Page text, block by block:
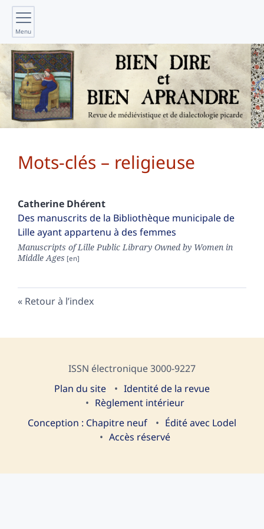
Menu
Mots-clés – religieuse
Catherine Dhérent
Des manuscrits de la Bibliothèque municipale de
Lille ayant appartenu à des femmes
Manuscripts of Lille Public Library Owned by Women in
Middle Ages
Retour à l’index
ISSN électronique 3000-9227
Plan du site
Identité de la revue
Règlement intérieur
Conception : Chapitre neuf
Édité avec Lodel
Accès réservé